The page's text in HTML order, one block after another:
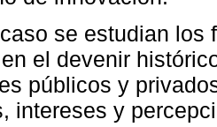
se estudian los
el devenir
públicos y
intereses y